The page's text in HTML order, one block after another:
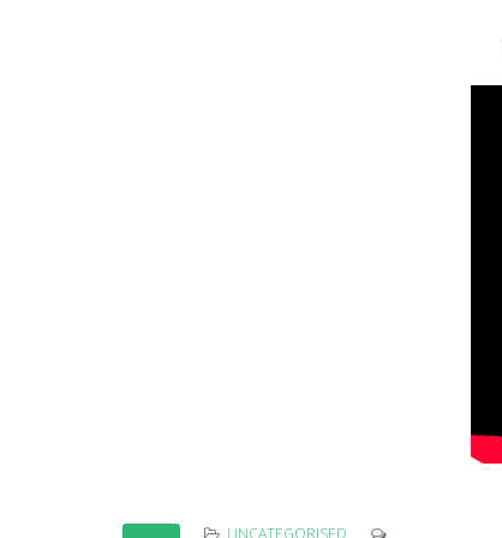
UNCATEGORISED